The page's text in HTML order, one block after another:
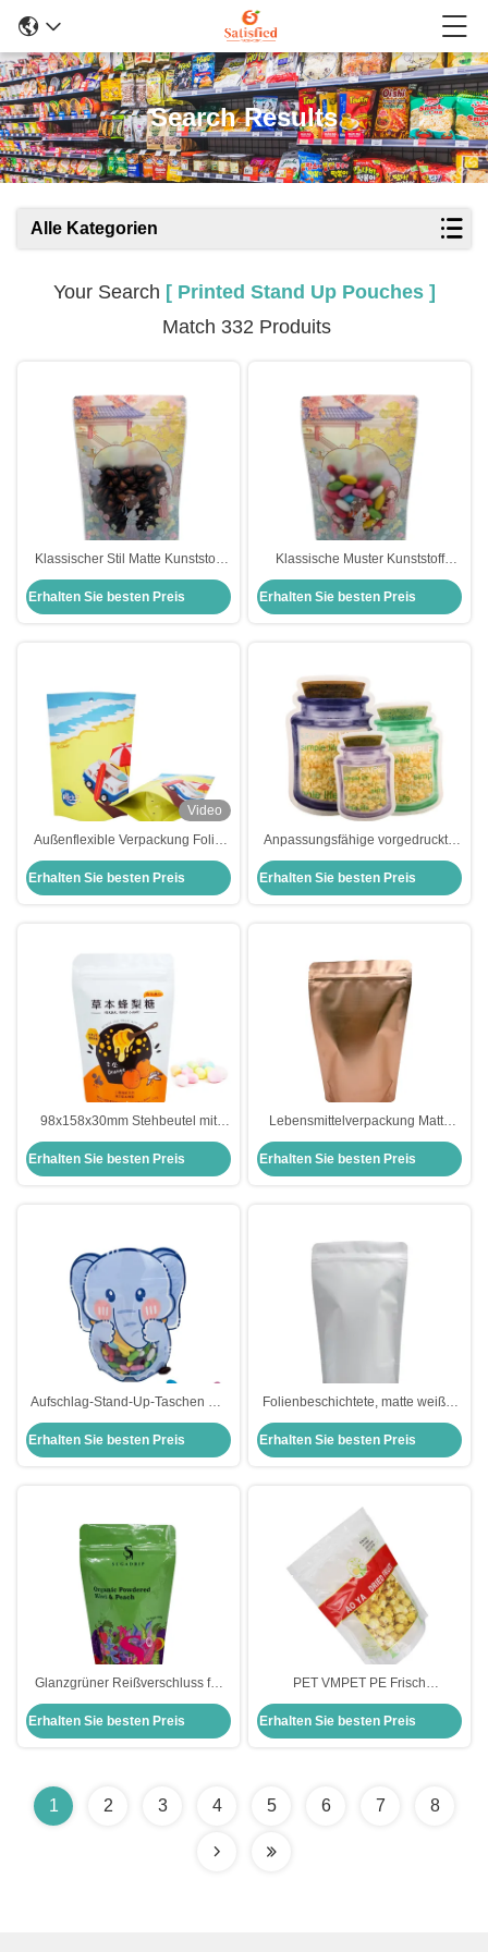
Search Results
Alle Kategorien
Your Search [ Printed Stand Up Pouches ]
Match 332 Produits
Klassischer Stil Matte Kunststoff
Custom gedruckte Stehbeutel mit
klarem Fenster und
Reißverschluss für Süßigkeiten
Erhalten Sie besten Preis
Klassische Muster Kunststoff
angepasst gedruckte Stehbeutel
mit Fenster und Reißverschluss
für Lebensmittelverpackungen
Erhalten Sie besten Preis
Video
Außenflexible Verpackung Folie
UV Spot Custom Printed Stand Up
Bags für Hühner-Rindfleisch
Erhalten Sie besten Preis
Anpassungsfähige vorgedruckte
Stehbeutel zum Schutz vor
Gerüchen und Feuchtigkeit
Erhalten Sie besten Preis
98x158x30mm Stehbeutel mit
Tränenknochen und
Reißverschluss für
Lebensmittelverpackungen
Erhalten Sie besten Preis
Lebensmittelverpackung Matte
Rose Gold Custom Stand Up
Taschen Taschen mit Ziplock
Doypack
Erhalten Sie besten Preis
Aufschlag-Stand-Up-Taschen mit
Reißverschluss und klarem
Fenster für Kinder
Erhalten Sie besten Preis
Folienbeschichtete, matte weiße,
aufrecht stehende Verpackung für
Lebensmittel mit Reißverschluss
und Reißvortrieb
Erhalten Sie besten Preis
Glanzgrüner Reißverschluss für
die Verpackung von Bio-
Fruchtpulver
Erhalten Sie besten Preis
PET VMPET PE Frisch
aufbewahren Aufbau-Taschen
Aluminiumfolie für die Verpackung
von Popcorn, Trockenfrüchten,
Erhalten Sie besten Preis
1 2 3 4 5 6 7 8